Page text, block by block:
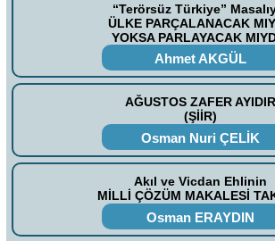
“Terörsüz Türkiye”
ÜLKE PARÇALANACAK
YOKSA PARLAYACAK
Ahmet AKGÜL
AĞUSTOS ZAFER AYIDIR
(ŞİİR)
Osman Nuri ÇELİK
Akıl ve Vicdan Ehlinin
MİLLİ ÇÖZÜM MAKALESİ
Osman ERAYDIN